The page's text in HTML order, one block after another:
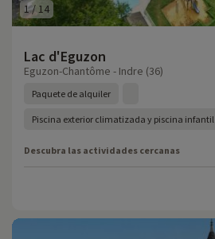
1/ 14
Lac d'Eguzon
Eguzon-Chantôme - Indre (36)
Paquete de alquiler
Piscina exterior climatizada y piscina infantil
Descubra las actividades cercanas